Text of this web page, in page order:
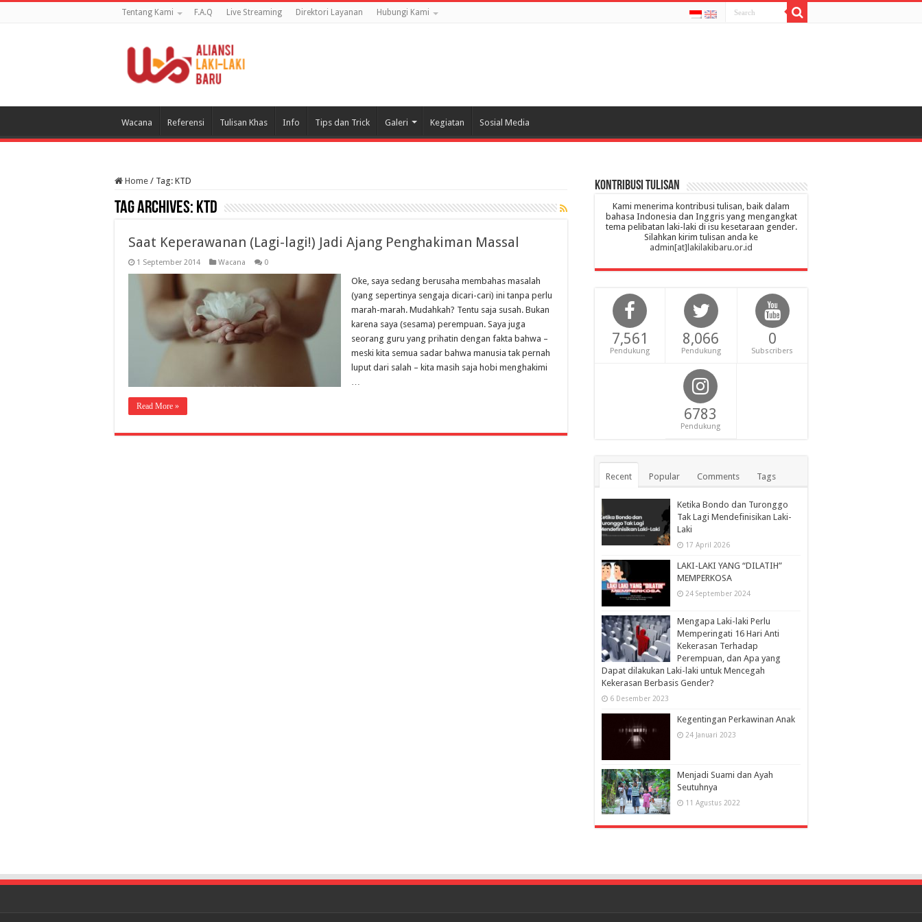
Tentang Kami F.A.Q Live Streaming Direktori Layanan Hubungi Kami
Wacana Referensi Tulisan Khas Info Tips dan Trick Galeri Kegiatan Sosial Media
Home / Tag: KTD
Tag Archives: KTD
Saat Keperawanan (Lagi-lagi!) Jadi Ajang Penghakiman Massal
1 September 2014 Wacana 0
Oke, saya sedang berusaha membahas masalah
(yang sepertinya sengaja dicari-cari) ini tanpa perlu
marah-marah. Mudahkah? Tentu saja susah. Bukan
karena saya (sesama) perempuan. Saya juga
seorang guru yang prihatin dengan fakta bahwa –
meski kita semua sadar bahwa manusia tak pernah
luput dari salah – kita masih saja hobi menghakimi
Read More »
Kontribusi Tulisan
Kami menerima kontribusi tulisan, baik dalam
bahasa Indonesia dan Inggris yang mengangkat
tema pelibatan laki-laki di isu kesetaraan gender.
Silahkan kirim tulisan anda ke
admin[at]lakilakibaru.or.id
7,561
Pendukung
8,066
Pendukung
0
Subscribers
6783
Pendukung
Recent Popular Comments Tags
Ketika Bondo dan Turonggo
Tak Lagi Mendefinisikan Laki-
Laki
17 April 2026
LAKI-LAKI YANG “DILATIH”
MEMPERKOSA
24 September 2024
Mengapa Laki-laki Perlu
Memperingati 16 Hari Anti
Kekerasan Terhadap
Perempuan, dan Apa yang
Dapat dilakukan Laki-laki untuk Mencegah
Kekerasan Berbasis Gender?
6 Desember 2023
Kegentingan Perkawinan Anak
24 Januari 2023
Menjadi Suami dan Ayah
Seutuhnya
11 Agustus 2022